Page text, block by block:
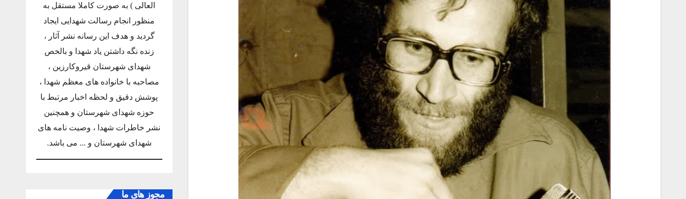
العالی ) به صورت کاملا مستقل به
منظور انجام رسالت شهدایی ایجاد
گردید و هدف این رسانه نشر آثار ،
زنده نگه داشتن یاد شهدا و بالخص
شهدای شهرستان قیروکارزین ،
مصاحبه با خانواده های معظم شهدا ،
پوشش دقیق و لحظه اخبار مرتبط با
حوزه شهدای شهرستان و همچنین
نشر خاطرات شهدا ، وصیت نامه های
شهدای شهرستان و ... می باشد.
مجوز های ما